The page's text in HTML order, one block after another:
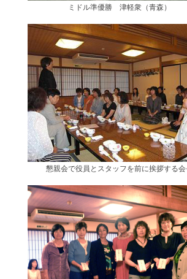
ミドル準優勝 津軽衆（青森）
懇親会で役員とスタッフを前に挨拶する